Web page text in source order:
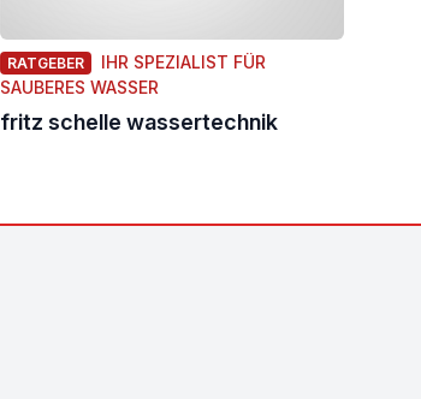
RATGEBER
IHR SPEZIALIST FÜR
SAUBERES WASSER
fritz schelle wassertechnik